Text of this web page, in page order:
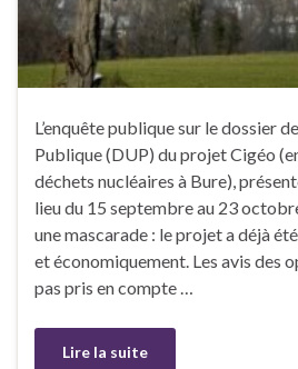
L’enquête publique sur le dossier
Publique (DUP) du projet Cigéo
déchets nucléaires à Bure),
lieu du 15 septembre au 23
une mascarade : le projet a déjà
et économiquement. Les avis des
pas pris en compte …
Lire la suite